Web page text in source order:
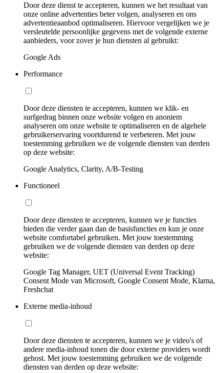
Door deze dienst te accepteren, kunnen we het resultaat van
onze online advertenties beter volgen, analyseren en ons
advertentieaanbod optimaliseren. Hiervoor vergelijken we je
versleutelde persoonlijke gegevens met de volgende externe
aanbieders, voor zover je hun diensten al gebruikt:
Google Ads
Performance
Door deze diensten te accepteren, kunnen we klik- en
surfgedrag binnen onze website volgen en anoniem
analyseren om onze website te optimaliseren en de algehele
gebruikerservaring voortdurend te verbeteren. Met jouw
toestemming gebruiken we de volgende diensten van derden
op deze website:
Google Analytics, Clarity, A/B-Testing
Functioneel
Door deze diensten te accepteren, kunnen we je functies
bieden die verder gaan dan de basisfuncties en kun je onze
website comfortabel gebruiken. Met jouw toestemming
gebruiken we de volgende diensten van derden op deze
website:
Google Tag Manager, UET (Universal Event Tracking)
Consent Mode van Microsoft, Google Consent Mode, Klarna,
Freshchat
Externe media-inhoud
Door deze diensten te accepteren, kunnen we je video's of
andere media-inhoud tonen die door externe providers wordt
gehost. Met jouw toestemming gebruiken we de volgende
diensten van derden op deze website: